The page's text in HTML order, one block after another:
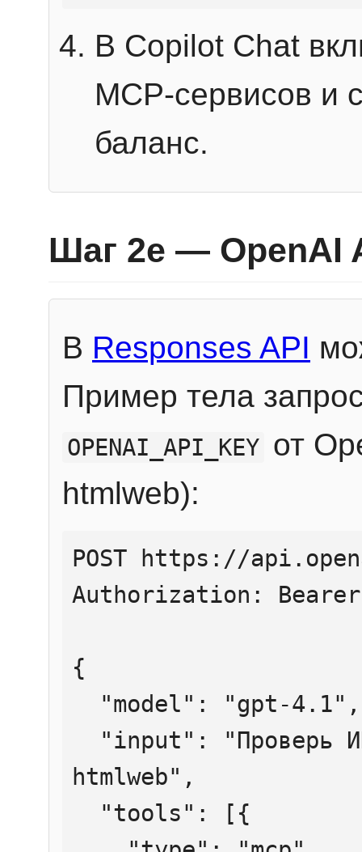
В Copilot Chat
MCP-сервисов и
баланс.
Шаг 2e — OpenAI
В Responses API
Пример тела
OPENAI_API_KEY от
htmlweb):
POST https://
Authorization:
{
htmlweb",